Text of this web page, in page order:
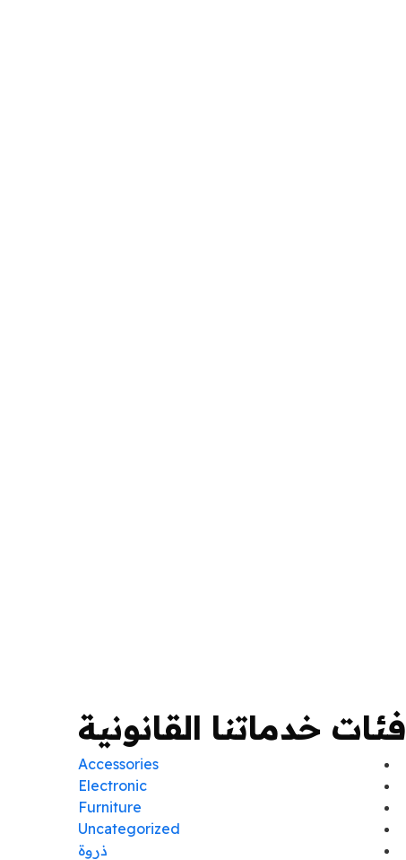
فئات خدماتنا القانونية
Accessories
Electronic
Furniture
Uncategorized
ذروة